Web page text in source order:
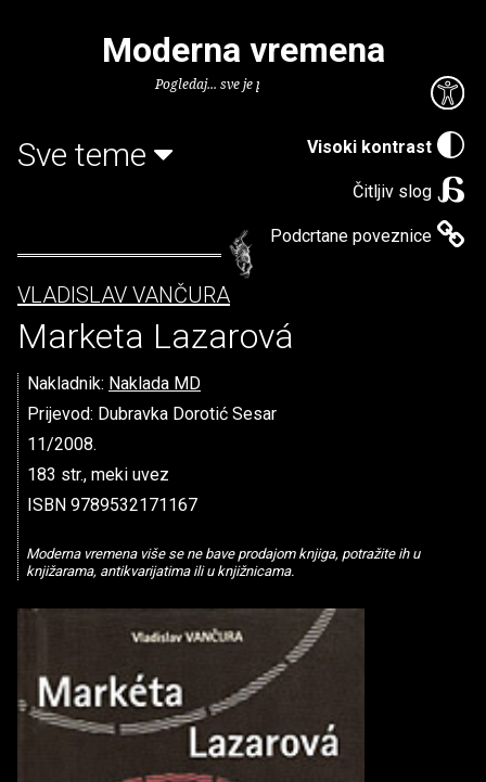
Visoki kontrast
Čitljiv slog
Podcrtane poveznice
Moderna vremena
Pogledaj... sve je puno knjiga.
Sve teme
VLADISLAV VANČURA
Marketa Lazarová
Nakladnik: Naklada MD
Prijevod: Dubravka Dorotić Sesar
11/2008.
183 str., meki uvez
ISBN 9789532171167
Moderna vremena više se ne bave prodajom knjiga, potražite ih u
knjižarama, antikvarijatima ili u knjižnicama.